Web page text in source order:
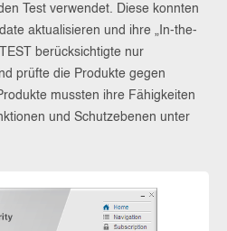
Test verwendet. Diese konnten
aktualisieren und ihre „In-the-
berücksichtigte nur
prüfte die Produkte gegen
mussten ihre Fähigkeiten
und Schutzebenen unter